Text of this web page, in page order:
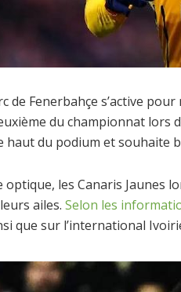
de Fenerbahçe s’active
du championnat lors
haut du podium et souhaite
optique, les Canaris Jaunes
ailes. Selon les
que sur l’international